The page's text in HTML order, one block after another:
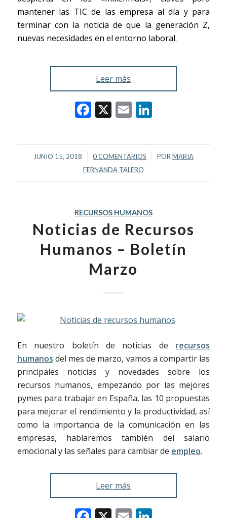
mantener las TIC de las empresa al día y para
terminar con la noticia de que la generación Z,
nuevas necesidades en el entorno laboral.
Leer más
Facebook
X EmailLinkedIn
JUNIO 15, 2018
/ 0 COMENTARIOS
/ POR MARIA
FERNANDA TALERO
RECURSOS HUMANOS
Noticias de Recursos
Humanos – Boletín
Marzo
En nuestro boletín de noticias de recursos
humanos del mes de marzo, vamos a compartir las
principales noticias y novedades sobre los
recursos humanos, empezando por las mejores
pymes para trabajar en España, las 10 propuestas
para mejorar el rendimiento y la productividad, así
como la importancia de la comunicación en las
empresas, hablaremos también del salario
emocional y las señales para cambiar de empleo.
Leer más